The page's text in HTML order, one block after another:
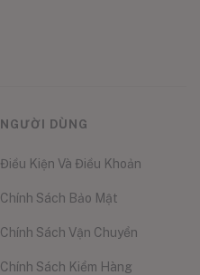
NGƯỜI DÙNG
Điều Kiện Và Điều Khoản
Chính Sách Bảo Mật
Chính Sách Vận Chuyển
Chính Sách Kiểm Hàng